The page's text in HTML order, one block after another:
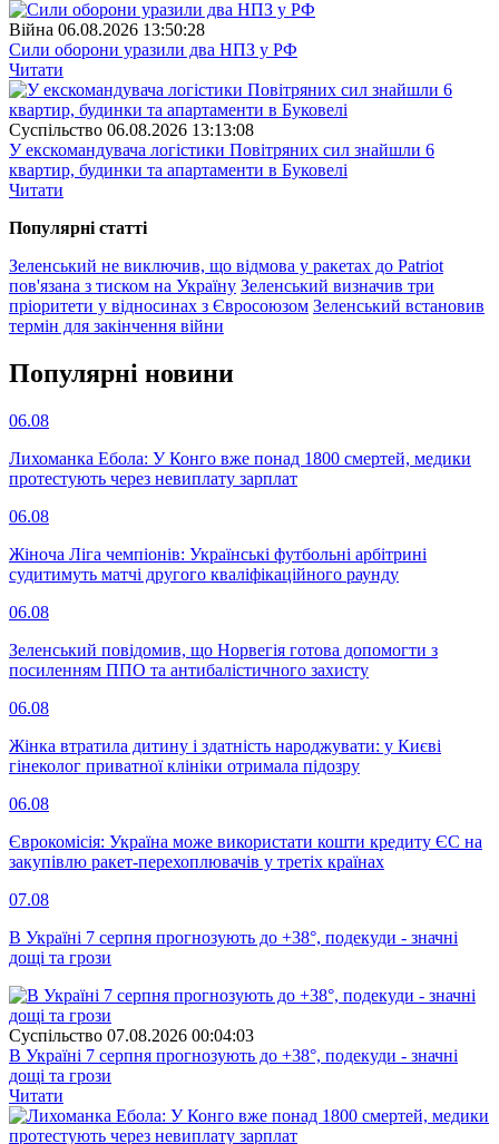
Війна 06.08.2026 13:50:28
Сили оборони уразили два НПЗ у РФ
Читати
Суспiльство 06.08.2026 13:13:08
У екскомандувача логістики Повітряних сил знайшли 6
квартир, будинки та апартаменти в Буковелі
Читати
Популярнi статтi
Зеленський не виключив, що відмова у ракетах до Patriot
пов'язана з тиском на Україну Зеленський визначив три
пріоритети у відносинах з Євросоюзом Зеленський встановив
термін для закінчення війни
Популярнi новини
06.08
Лихоманка Ебола: У Конго вже понад 1800 смертей, медики
протестують через невиплату зарплат
06.08
Жіноча Ліга чемпіонів: Українські футбольні арбітрині
судитимуть матчі другого кваліфікаційного раунду
06.08
Зеленський повідомив, що Норвегія готова допомогти з
посиленням ППО та антибалістичного захисту
06.08
Жінка втратила дитину і здатність народжувати: у Києві
гінеколог приватної клініки отримала підозру
06.08
Єврокомісія: Україна може використати кошти кредиту ЄС на
закупівлю ракет-перехоплювачів у третіх країнах
07.08
В Україні 7 серпня прогнозують до +38°, подекуди - значні
дощі та грози
Суспiльство 07.08.2026 00:04:03
В Україні 7 серпня прогнозують до +38°, подекуди - значні
дощі та грози
Читати